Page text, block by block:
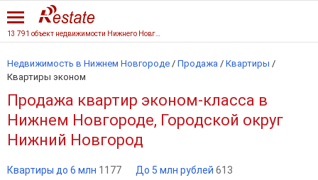
Недвижимость в Нижнем Новгороде / Продажа / Квартиры /
Квартиры эконом
Продажа квартир эконом-класса в
Нижнем Новгороде, Городской округ
Нижний Новгород
Квартиры до 6 млн 1177 До 5 млн рублей 613